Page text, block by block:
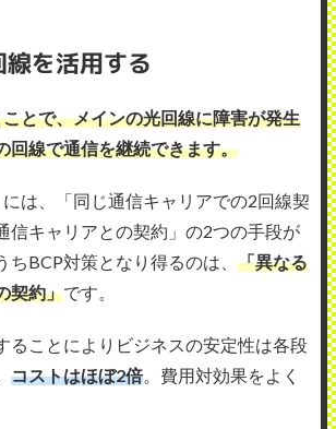
を活用する
とで、メインの光回線に障害が発生
回線で通信を継続できます。
は、「同じ通信キャリアでの2回線契
信キャリアとの契約」の2つの手段が
ちBCP対策となり得るのは、 「異なる
契約」です。
ることによりビジネスの安定性は各段
コストはほぼ2倍。費用対効果をよく